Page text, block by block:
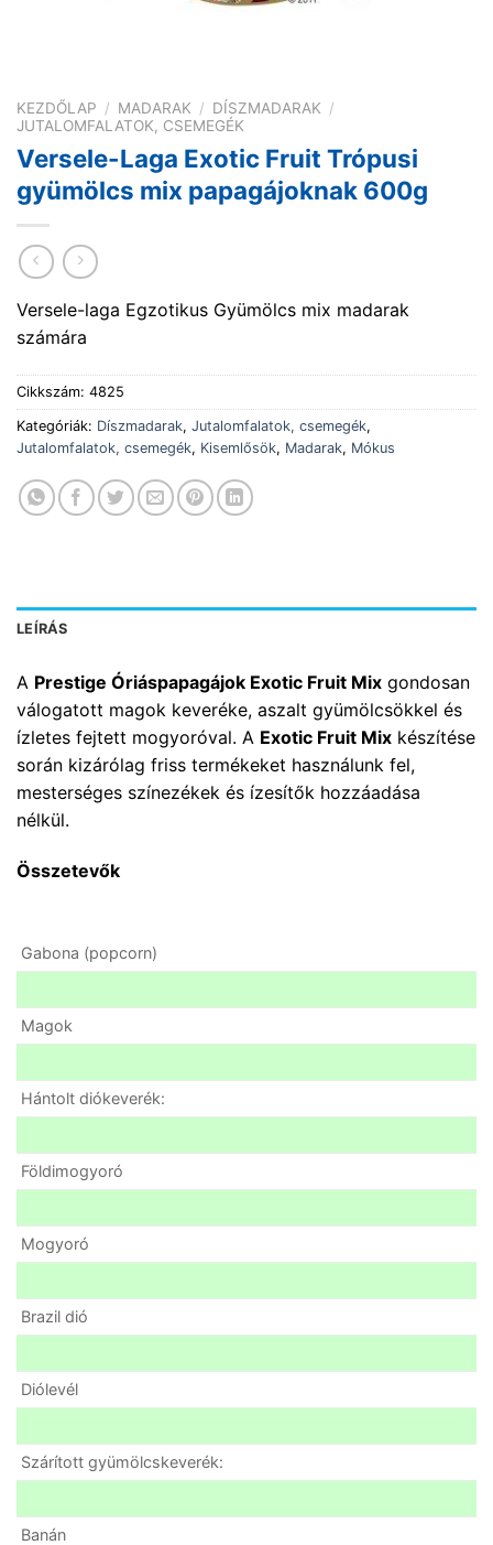
KEZDŐLAP / MADARAK / DÍSZMADARAK /
JUTALOMFALATOK, CSEMEGÉK
Versele-Laga Exotic Fruit Trópusi
gyümölcs mix papagájoknak 600g
Versele-laga Egzotikus Gyümölcs mix madarak
számára
Cikkszám: 4825
Kategóriák: Díszmadarak, Jutalomfalatok, csemegék,
Jutalomfalatok, csemegék, Kisemlősök, Madarak, Mókus
LEÍRÁS
A Prestige Óriáspapagájok Exotic Fruit Mix gondosan
válogatott magok keveréke, aszalt gyümölcsökkel és
ízletes fejtett mogyoróval. A Exotic Fruit Mix készítése
során kizárólag friss termékeket használunk fel,
mesterséges színezékek és ízesítők hozzáadása
nélkül.
Összetevők
Gabona (popcorn)
Magok
Hántolt diókeverék:
Földimogyoró
Mogyoró
Brazil dió
Diólevél
Szárított gyümölcskeverék:
Banán